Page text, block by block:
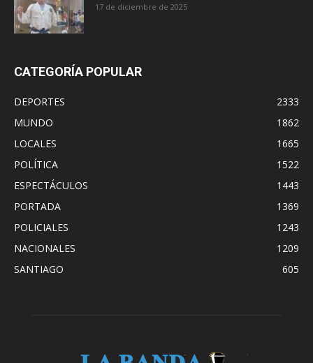
17 de diciembre de 2025
CATEGORÍA POPULAR
DEPORTES
2333
MUNDO
1862
LOCALES
1665
POLÍTICA
1522
ESPECTÁCULOS
1443
PORTADA
1369
POLICIALES
1243
NACIONALES
1209
SANTIAGO
605